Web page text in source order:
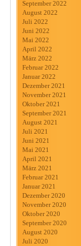
September 2022
August 2022
Juli 2022
Juni 2022
Mai 2022
April 2022
März 2022
Februar 2022
Januar 2022
Dezember 2021
November 2021
Oktober 2021
September 2021
August 2021
Juli 2021
Juni 2021
Mai 2021
April 2021
März 2021
Februar 2021
Januar 2021
Dezember 2020
November 2020
Oktober 2020
September 2020
August 2020
Juli 2020